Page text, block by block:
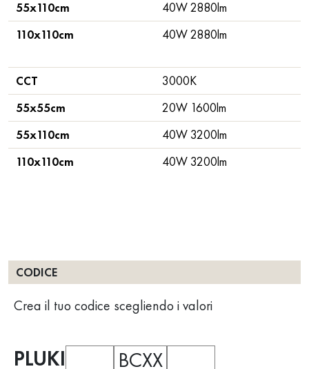
55x110cm
40W 2880lm
110x110cm
40W 2880lm
CCT
3000K
55x55cm
20W 1600lm
55x110cm
40W 3200lm
110x110cm
40W 3200lm
CODICE
Crea il tuo codice scegliendo i valori
PLUKI BCXX